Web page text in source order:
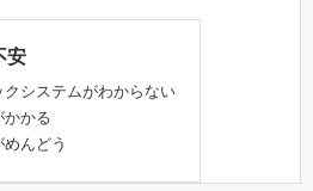
安
システムがわからない
かかる
んどう